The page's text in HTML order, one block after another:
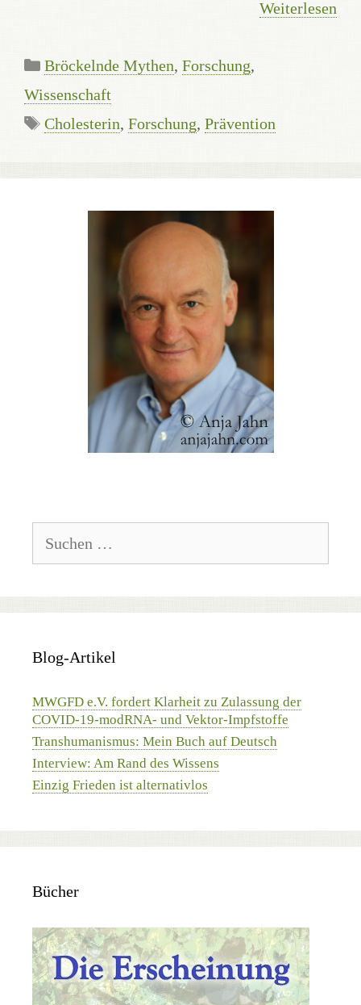
Weiterlesen
Kategorien
Bröckelnde Mythen, Forschung,
Wissenschaft
Schlagwörter
Cholesterin, Forschung, Prävention
nach:
Blog-Artikel
MWGFD e.V. fordert Klarheit zu Zulassung der
COVID-19-modRNA- und Vektor-Impfstoffe
Transhumanismus: Mein Buch auf Deutsch
Interview: Am Rand des Wissens
Einzig Frieden ist alternativlos
Bücher